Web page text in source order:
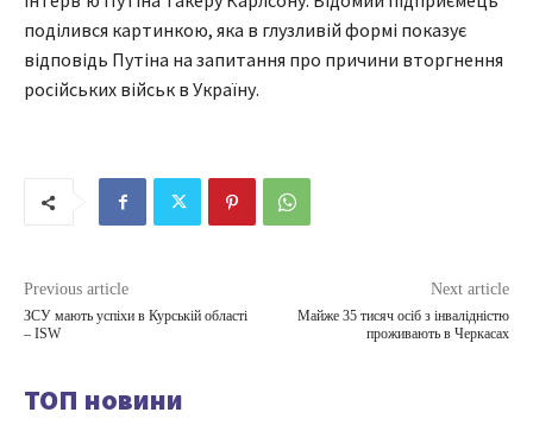
поділився картинкою, яка в глузливій формі показує
відповідь Путіна на запитання про причини вторгнення
російських військ в Україну.
Previous article
ЗСУ мають успіхи в Курській області
– ISW
Next article
Майже 35 тисяч осіб з інвалідністю
проживають в Черкасах
ТОП новини